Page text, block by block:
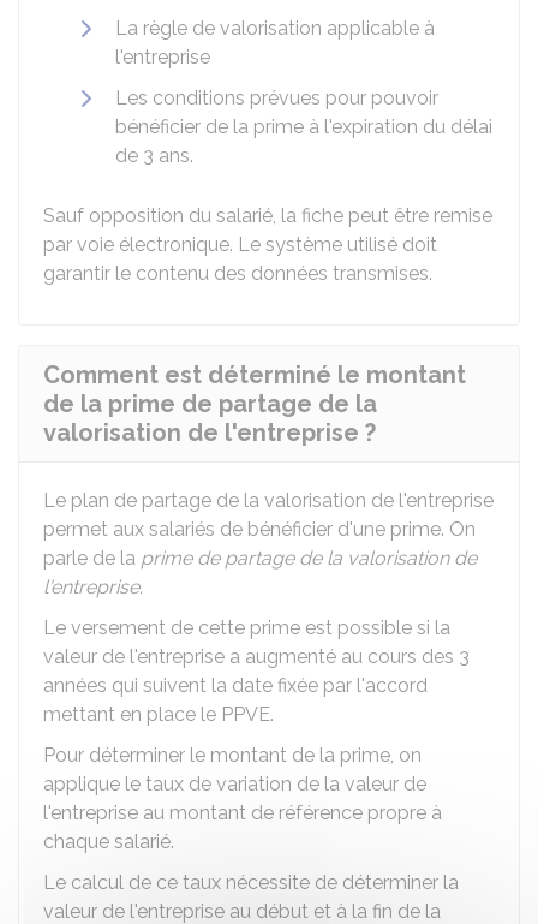
La règle de valorisation applicable à
l'entreprise
Les conditions prévues pour pouvoir
bénéficier de la prime à l'expiration du délai
de 3 ans.
Sauf opposition du salarié, la fiche peut être remise
par voie électronique. Le système utilisé doit
garantir le contenu des données transmises.
Comment est déterminé le montant
de la prime de partage de la
valorisation de l'entreprise ?
Le plan de partage de la valorisation de l'entreprise
permet aux salariés de bénéficier d'une prime. On
parle de la prime de partage de la valorisation de
l'entreprise.
Le versement de cette prime est possible si la
valeur de l'entreprise a augmenté au cours des 3
années qui suivent la date fixée par l'accord
mettant en place le PPVE.
Pour déterminer le montant de la prime, on
applique le taux de variation de la valeur de
l'entreprise au montant de référence propre à
chaque salarié.
Le calcul de ce taux nécessite de déterminer la
valeur de l'entreprise au début et à la fin de la